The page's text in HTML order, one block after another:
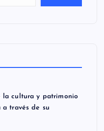
la cultura y patrimonio
través de su